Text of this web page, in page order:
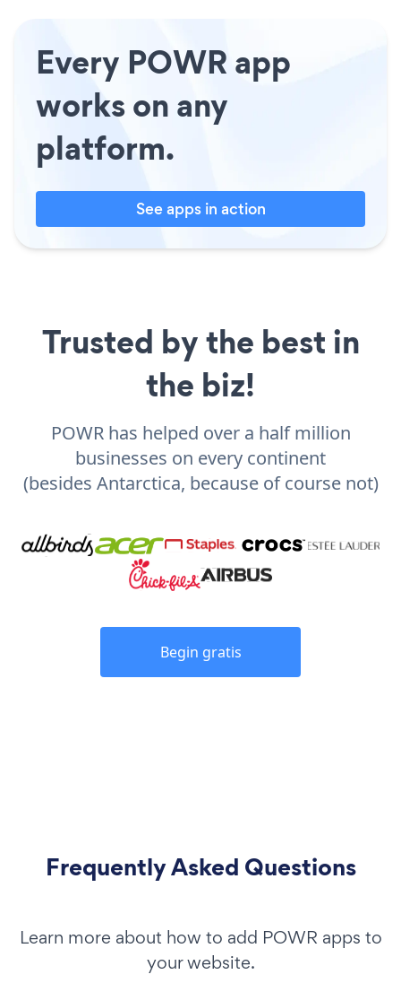
Every POWR app
works on any
platform.
See apps in action
Trusted by the best in
the biz!
POWR has helped over a half million
businesses on every continent
(besides Antarctica, because of course not)
Begin gratis
Frequently Asked Questions
Learn more about how to add POWR apps to
your website.